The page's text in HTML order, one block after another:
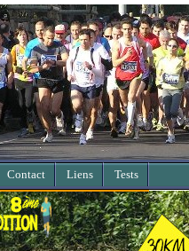
Contact Liens Tests